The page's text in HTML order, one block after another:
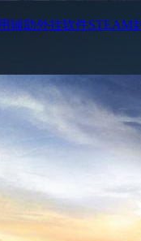
辅助外挂软件STEAM